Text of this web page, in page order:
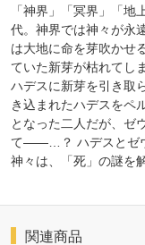
「神界」「冥界」「
代。神界では神々が永
は大地に命を芽吹かせ
ていた新芽が枯れてし
ハデスに新芽を引き取
き込まれたハデスをペ
となった二人だが、ゼ
て――…？ ハデスとゼ
神々は、「死」の謎を
関連商品